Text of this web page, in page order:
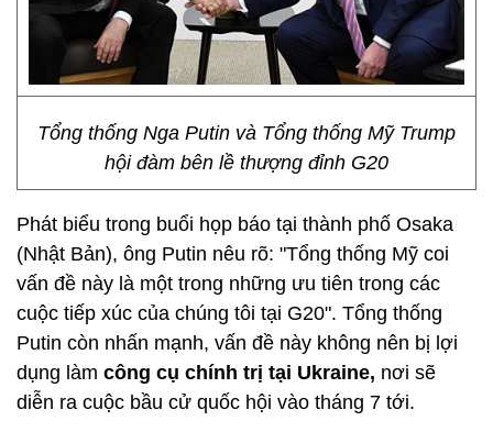
Tổng thống Nga Putin và Tổng thống Mỹ Trump
hội đàm bên lề thượng đỉnh G20
Phát biểu trong buổi họp báo tại thành phố Osaka
(Nhật Bản), ông Putin nêu rõ: "Tổng thống Mỹ coi
vấn đề này là một trong những ưu tiên trong các
cuộc tiếp xúc của chúng tôi tại G20". Tổng thống
Putin còn nhấn mạnh, vấn đề này không nên bị lợi
dụng làm công cụ chính trị tại Ukraine, nơi sẽ
diễn ra cuộc bầu cử quốc hội vào tháng 7 tới.